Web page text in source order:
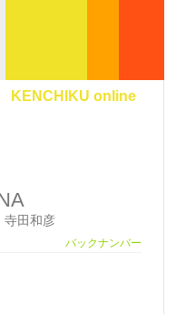
KENCHIKU online
寺田和彦
バックナンバー